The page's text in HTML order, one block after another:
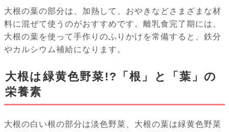
大根の葉の部分は、加熱して、おやきなどさまざまな材
料に混ぜて使うのがおすすめです。離乳食完了期には、
大根の葉を使って手作りのふりかけを常備すると、鉄分
やカルシウム補給になります。
大根は緑黄色野菜!?「根」と「葉」の
栄養素
大根の白い根の部分は淡色野菜、大根の葉は緑黄色野菜